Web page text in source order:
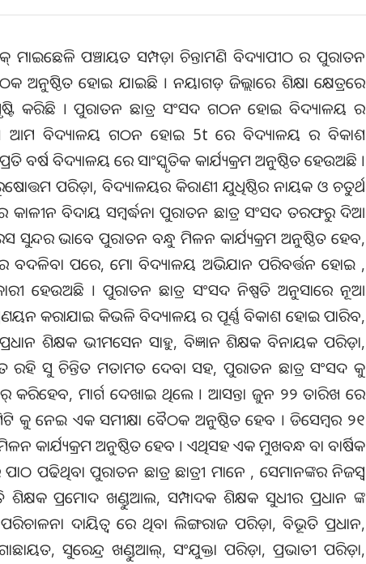
ମାଇଛେଳି ପଞ୍ଚାୟତ ସମ୍ପଡ଼ା ଚିନ୍ତାମଣି ବିଦ୍ୟାପୀଠ ର ପୁରାତନ
ଅନୁଷ୍ଠିତ ହୋଇ ଯାଇଛି । ନୟାଗଡ଼ ଜିଲ୍ଲାରେ ଶିକ୍ଷା କ୍ଷେତ୍ରରେ
ସୃଷ୍ଟି କରିଛି । ପୁରାତନ ଛାତ୍ର ସଂସଦ ଗଠନ ହୋଇ ବିଦ୍ୟାଳୟ ର
। ଆମ ବିଦ୍ୟାଳୟ ଗଠନ ହୋଇ 5t ରେ ବିଦ୍ୟାଳୟ ର ବିକାଶ
ବର୍ଷ ବିଦ୍ୟାଳୟ ରେ ସାଂସ୍କୃତିକ କାର୍ଯ୍ୟକ୍ରମ ଅନୁଷ୍ଠିତ ହେଉଅଛି ।
ପରିଡ଼ା, ବିଦ୍ୟାଳୟର କିରାଣୀ ଯୁଧିଷ୍ଠିର ନାୟକ ଓ ଚତୁର୍ଥ
କାଳୀନ ବିଦାୟ ସମ୍ବର୍ଦ୍ଧନା ପୁରାତନ ଛାତ୍ର ସଂସଦ ତରଫରୁ ଦିଆ
ଭାବେ ପୁରାତନ ବନ୍ଧୁ ମିଳନ କାର୍ଯ୍ୟକ୍ରମ ଅନୁଷ୍ଠିତ ହେବ,
ବଦଳିବା ପରେ, ମୋ ବିଦ୍ୟାଳୟ ଅଭିଯାନ ପରିବର୍ତ୍ତନ ହୋଇ ,
ହେଉଅଛି । ପୁରାତନ ଛାତ୍ର ସଂସଦ ନିଷ୍ପତି ଅନୁସାରେ ନୂଆ
କରାଯାଇ କିଭଳି ବିଦ୍ୟାଳୟ ର ପୂର୍ଣ୍ଣ ବିକାଶ ହୋଇ ପାରିବ,
ଶିକ୍ଷକ ଭୀମସେନ ସାହୁ, ବିଜ୍ଞାନ ଶିକ୍ଷକ ବିନାୟକ ପରିଡ଼ା,
ରହି ସୁ ଚିନ୍ତିତ ମତାମତ ଦେବା ସହ, ପୁରାତନ ଛାତ୍ର ସଂସଦ କୁ
ମାର୍ଗ ଦେଖାଇ ଥିଲେ । ଆସନ୍ତା ଜୁନ ୨୨ ତାରିଖ ରେ
କୁ ନେଇ ଏକ ସମୀକ୍ଷା ବୈଠକ ଅନୁଷ୍ଠିତ ହେବ । ଡିସେମ୍ବର ୨୧
କାର୍ଯ୍ୟକ୍ରମ ଅନୁଷ୍ଠିତ ହେବ । ଏଥିସହ ଏକ ମୁଖବନ୍ଧ ବା ବାର୍ଷିକ
ପଢିଥିବା ପୁରାତନ ଛାତ୍ର ଛାତ୍ରୀ ମାନେ , ସେମାନଙ୍କର ନିଜସ୍ୱ
ପ୍ରମୋଦ ଖଣ୍ଡୁଆଲ, ସମ୍ପାଦକ ଶିକ୍ଷକ ସୁଧୀର ପ୍ରଧାନ ଙ୍କ
ଦାୟିତ୍ଵ ରେ ଥିବା ଲିଙ୍ଗରାଜ ପରିଡ଼ା, ବିଭୂତି ପ୍ରଧାନ,
ସୁରେନ୍ଦ୍ର ଖଣ୍ଡୁଆଲ୍, ସଂଯୁକ୍ତା ପରିଡ଼ା, ପ୍ରଭାତୀ ପରିଡ଼ା,